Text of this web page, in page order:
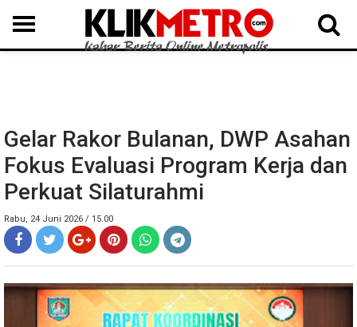
MEDAN LANGKAT DAIRI SAMOSIR TAPUT BATUBARA DELISERDANG
Gelar Rakor Bulanan, DWP Asahan
Fokus Evaluasi Program Kerja dan
Perkuat Silaturahmi
Rabu, 24 Juni 2026 / 15.00